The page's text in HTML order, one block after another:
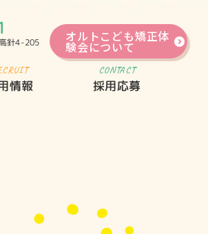
針4-205 オルトこども矯正体
験会について
情報
CONTACT
採用応募